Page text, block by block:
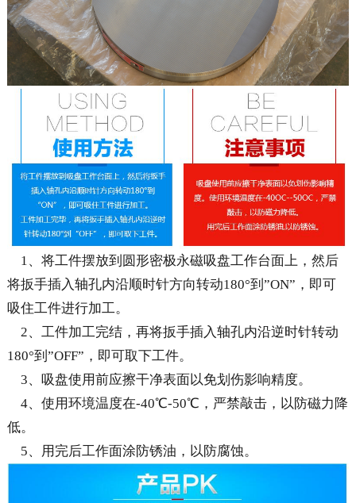
维修检测
技术原理
联系我们
1、将工件摆放到圆形密极永磁吸盘工作台面上，然后
将扳手插入轴孔内沿顺时针方向转动180°到”ON”，即可
吸住工件进行加工。
2、工件加工完结，再将扳手插入轴孔内沿逆时针转动
180°到”OFF”，即可取下工件。
3、吸盘使用前应擦干净表面以免划伤影响精度。
4、使用环境温度在-40℃-50℃，严禁敲击，以防磁力降
低。
5、用完后工作面涂防锈油，以防腐蚀。